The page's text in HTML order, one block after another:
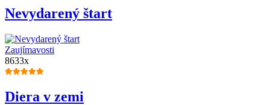
Nevydarený štart
Zaujímavosti
8633x
Diera v zemi